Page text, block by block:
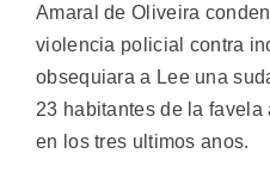
Amaral de Oliveira
violencia policial contra
obsequiara a Lee una
23 habitantes de la
en los tres ultimos anos.